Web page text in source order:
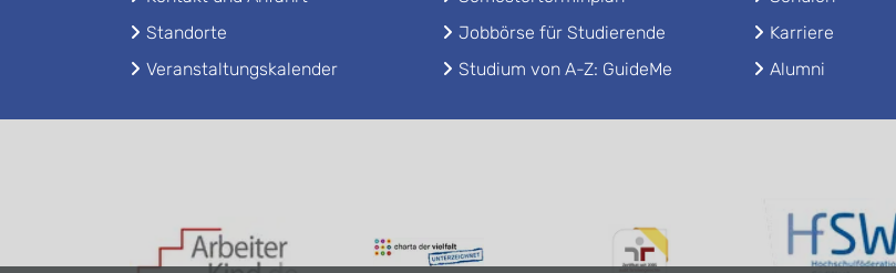
Standorte
Veranstaltungskalender
Jobbörse für Studierende
Studium von A-Z: GuideMe
Karriere
Alumni